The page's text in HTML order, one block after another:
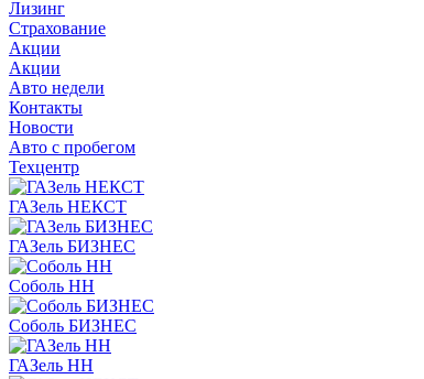
Лизинг
Страхование
Акции
Акции
Авто недели
Контакты
Новости
Авто с пробегом
Техцентр
ГАЗель НЕКСТ
ГАЗель БИЗНЕС
Соболь НН
Соболь БИЗНЕС
ГАЗель НН